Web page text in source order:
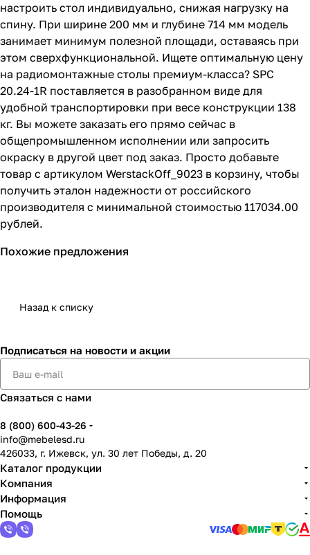
настроить стол индивидуально, снижая нагрузку на
спину. При ширине 200 мм и глубине 714 мм модель
занимает минимум полезной площади, оставаясь при
этом сверхфункциональной. Ищете оптимальную цену
на радиомонтажные столы премиум-класса? SPC
20.24-1R поставляется в разобранном виде для
удобной транспортировки при весе конструкции 138
кг. Вы можете заказать его прямо сейчас в
общепромышленном исполнении или запросить
окраску в другой цвет под заказ. Просто добавьте
товар с артикулом WerstackOff_9023 в корзину, чтобы
получить эталон надежности от российского
производителя с минимальной стоимостью 117034.00
рублей.
Похожие предложения
Назад к списку
Подписаться на новости и акции
Связаться с нами
8 (800) 600-43-26
info@mebelesd.ru
426033, г. Ижевск, ул. 30 лет Победы, д. 20
Каталог продукции
Компания
Информация
Помощь